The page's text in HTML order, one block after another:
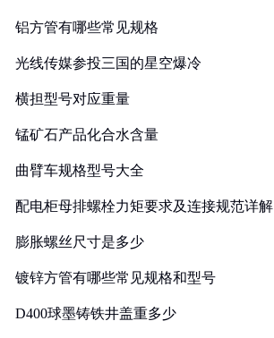
铝方管有哪些常见规格
光线传媒参投三国的星空爆冷
横担型号对应重量
锰矿石产品化合水含量
曲臂车规格型号大全
配电柜母排螺栓力矩要求及连接规范详解
膨胀螺丝尺寸是多少
镀锌方管有哪些常见规格和型号
D400球墨铸铁井盖重多少